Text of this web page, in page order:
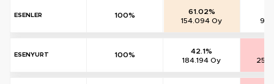
ESENLER 100%
61.02%
154.094 Oy
ESENYURT 100%
42.1%
184.194 Oy